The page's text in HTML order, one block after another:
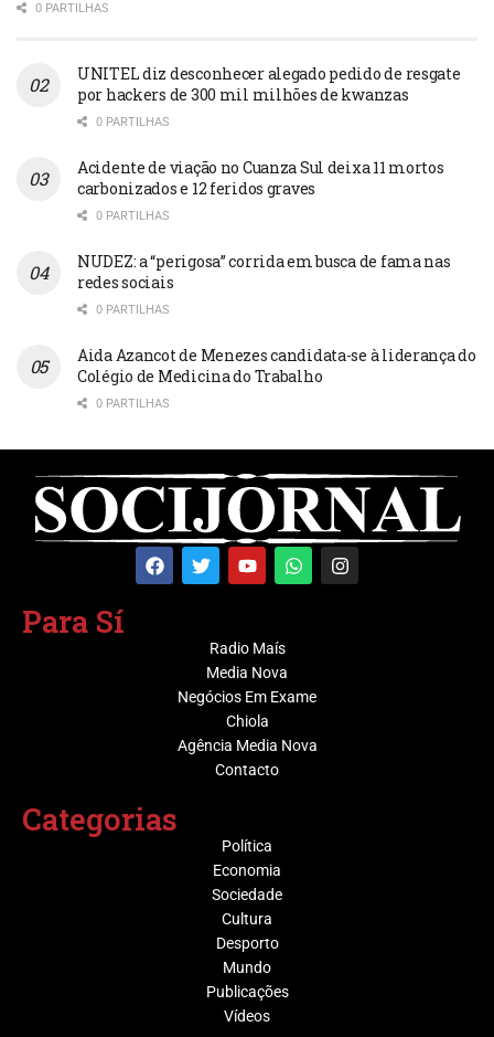
0 PARTILHAS
UNITEL diz desconhecer alegado pedido de resgate
por hackers de 300 mil milhões de kwanzas
0 PARTILHAS
Acidente de viação no Cuanza Sul deixa 11 mortos
carbonizados e 12 feridos graves
0 PARTILHAS
NUDEZ: a “perigosa” corrida em busca de fama nas
redes sociais
0 PARTILHAS
Aida Azancot de Menezes candidata-se à liderança do
Colégio de Medicina do Trabalho
0 PARTILHAS
Para Sí
Radio Maís
Media Nova
Negócios Em Exame
Chiola
Agência Media Nova
Contacto
Categorias
Política
Economia
Sociedade
Cultura
Desporto
Mundo
Publicações
Vídeos